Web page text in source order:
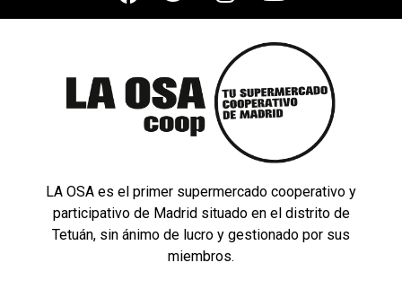
LA OSA es el primer supermercado cooperativo y
participativo de Madrid situado en el distrito de
Tetuán, sin ánimo de lucro y gestionado por sus
miembros.